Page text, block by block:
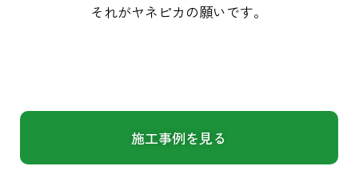
それがヤネピカの願いです。
施工事例を見る